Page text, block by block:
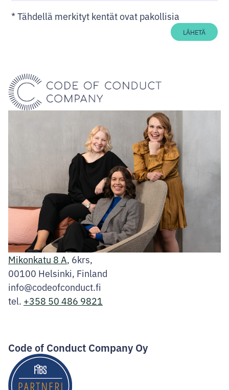
*Tähdellä merkityt kentät ovat pakollisia
LÄHETÄ
Mikonkatu 8 A, 6krs,
00100 Helsinki, Finland
info@codeofconduct.fi
tel. +358 50 486 9821
Code of Conduct Company Oy